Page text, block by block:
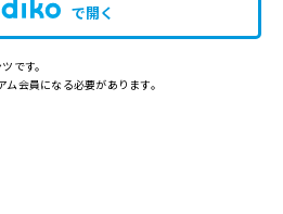
で開く
です。
会員になる必要があります。